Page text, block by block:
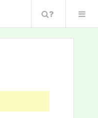
Поиск